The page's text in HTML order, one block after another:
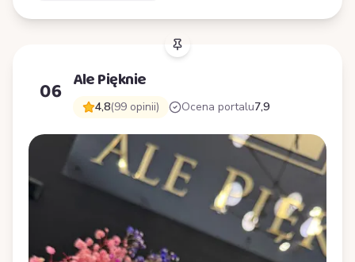
06 Ale Pięknie
4,8(99 opinii) Ocena portalu7,9